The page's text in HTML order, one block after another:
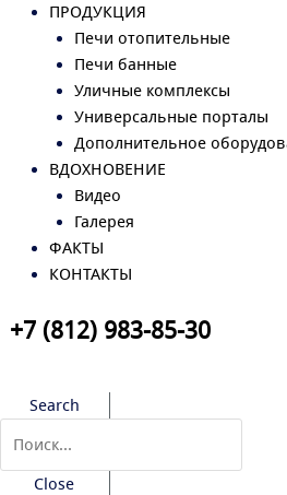
ПРОДУКЦИЯ
Печи отопительные
Печи банные
Уличные комплексы
Универсальные порталы
Дополнительное
ВДОХНОВЕНИЕ
Видео
Галерея
ФАКТЫ
КОНТАКТЫ
+7 (812) 983-85-30
Search
Close